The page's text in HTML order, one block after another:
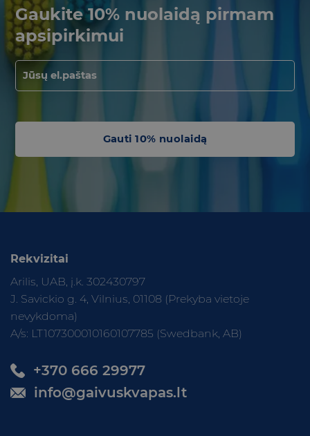
Gaukite 10% nuolaidą pirmam
apsipirkimui
Gauti 10% nuolaidą
Rekvizitai
Arilis, UAB, į.k. 302430797
J. Savickio g. 4, Vilnius, 01108 (Prekyba vietoje
nevykdoma)
A/s: LT107300010160107785 (Swedbank, AB)
+370 666 29977
info@gaivuskvapas.lt